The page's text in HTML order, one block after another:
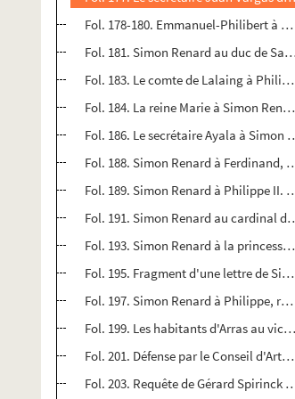
Fol. 178-180. Emmanuel-Philibert à
Fol. 181. Simon Renard au duc de
Fol. 183. Le comte de Lalaing à
Fol. 184. La reine Marie à Simon
Fol. 186. Le secrétaire Ayala à Simon
Fol. 188. Simon Renard à Ferdinand,
Fol. 189. Simon Renard à Philippe II.
Fol. 191. Simon Renard au cardinal de
Fol. 193. Simon Renard à la princesse
Fol. 195. Fragment d'une lettre de
Fol. 197. Simon Renard à Philippe, roi
Fol. 199. Les habitants d'Arras au
Fol. 201. Défense par le Conseil
Fol. 203. Requête de Gérard Spirinck